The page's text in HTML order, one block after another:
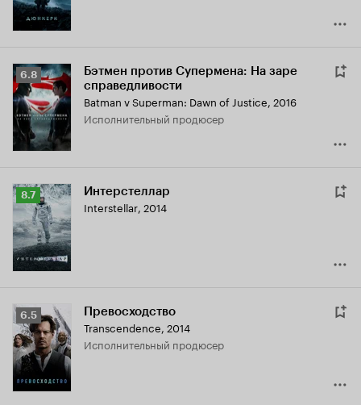
Рейтинг
Кинопоиска
6.8
6.8
Бэтмен против Супермена: На заре
справедливости
Batman v Superman: Dawn of Justice, 2016
исполнительный продюсер
Рейтинг
Кинопоиска
8.7
8.7 Интерстеллар
Interstellar, 2014
Рейтинг
Кинопоиска
6.5
6.5 Превосходство
Transcendence, 2014
исполнительный продюсер